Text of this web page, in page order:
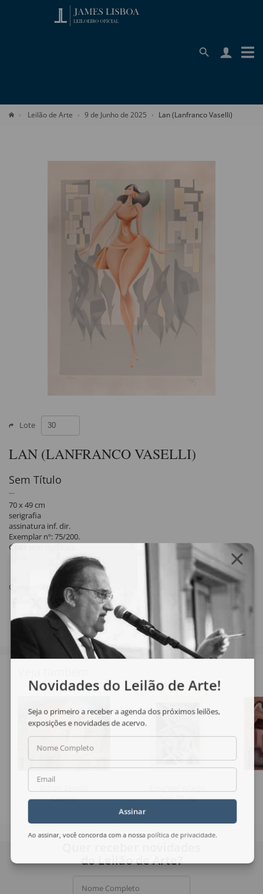
Leilão de Arte 9 de Junho de 2025 Lan (Lanfranco Vaselli)
Lote
LAN (LANFRANCO VASELLI)
Sem Título
70 x 49 cm
serigrafia
assinatura inf. dir.
Exemplar nº: 75/200.
Obra sem moldura.
Compartilhar
Casario
Sem Título
Novidades do Leilão de Arte!
Seja o primeiro a receber a agenda dos próximos leilões,
exposições e novidades de acervo.
Nome Completo
Email
Assinar
Ao assinar, você concorda com a nossa política de privacidade.
do Leilão de Arte?
Nome Completo